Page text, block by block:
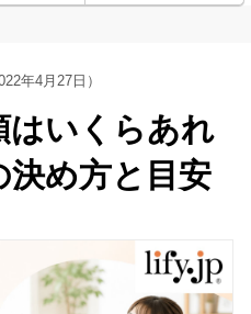
年4月27日）
はいくらあれ
決め方と目安